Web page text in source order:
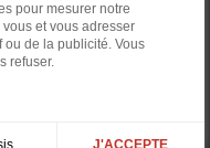
pour mesurer notre
et vous adresser
de la publicité. Vous
refuser.
J'ACCEPTE